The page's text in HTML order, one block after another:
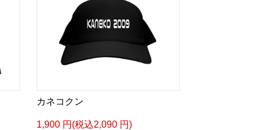
カネコクン
1,900 円(税込2,090 円)